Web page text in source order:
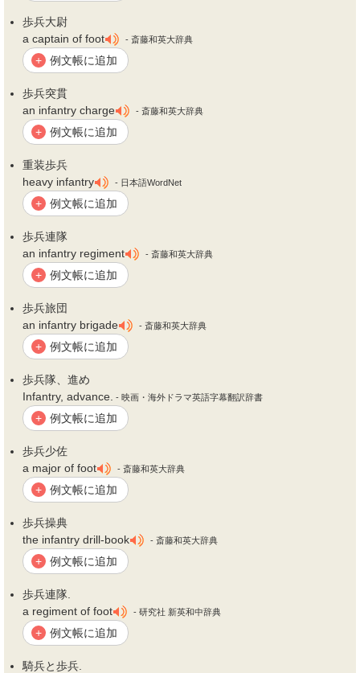
歩兵大尉
a captain of foot
- 斎藤和英大辞典
+ 例文帳に追加
歩兵突貫
an infantry charge
- 斎藤和英大辞典
+ 例文帳に追加
重装歩兵
heavy infantry
- 日本語WordNet
+ 例文帳に追加
歩兵連隊
an infantry regiment
- 斎藤和英大辞典
+ 例文帳に追加
歩兵旅団
an infantry brigade
- 斎藤和英大辞典
+ 例文帳に追加
歩兵隊、進め
Infantry, advance. - 映画・海外ドラマ英語字幕翻訳辞書
+ 例文帳に追加
歩兵少佐
a major of foot
- 斎藤和英大辞典
+ 例文帳に追加
歩兵操典
the infantry drill-book
- 斎藤和英大辞典
+ 例文帳に追加
歩兵連隊.
a regiment of foot
- 研究社 新英和中辞典
+ 例文帳に追加
騎兵と歩兵